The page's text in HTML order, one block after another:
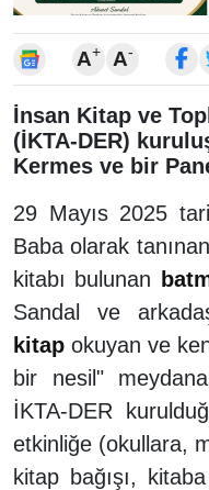
A+ A-
İnsan Kitap ve
(İKTA-DER)
Kermes ve bir
29 Mayıs 2025
Baba olarak
kitabı bulunan
Sandal ve
kitap okuyan ve
bir nesil"
İKTA-DER
etkinliğe (okullara,
kitap bağışı,